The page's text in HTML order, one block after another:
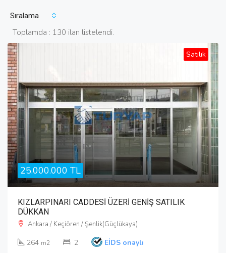
Toplamda : 130 ilan listelendi.
Sıralama
Satılık
25.000.000 TL
KIZLARPINARI CADDESİ ÜZERİ GENİŞ SATILIK
DÜKKAN
Ankara / Keçiören / Şenlik(Güçlükaya)
264 m2 2 EİDS onaylı